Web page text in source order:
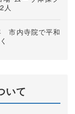
人
市内寺院で平和
いて